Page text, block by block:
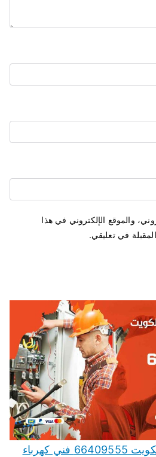
والموقع الإلكتروني في هذا
في تعليقي.
تصليح كهرباء المنازل الكويت 66409555 فني كهرباء